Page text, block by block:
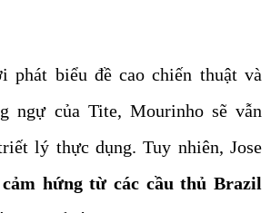
phát biểu đề cao chiến thuật và
ngự của Tite, Mourinho sẽ vẫn
lý thực dụng. Tuy nhiên, Jose
hứng từ các cầu thủ Brazil